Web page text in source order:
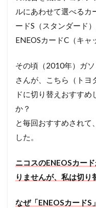
ルにあわせて選べるカ
ードS（スタンダード
ENEOSカードC（キャ
その頃（2010年）ガ
さんが、こちら（トヨ
ドに切り替えおすす
か？
と毎回おすすめされて
した。
ニコスのENEOSカー
りませんが、私は切り
なぜ「ENEOSカードS